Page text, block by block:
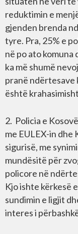
reduktimin e
gjenden brenda
tyre. Pra, 25% e
në po ato
ka më shumë
pranë ndërtesave
është
2. Policia e
me EULEX-in dhe
sigurisë, me
mundësitë për
policore në
Kjo ishte kërkesë
sundimin e ligjit
interes i